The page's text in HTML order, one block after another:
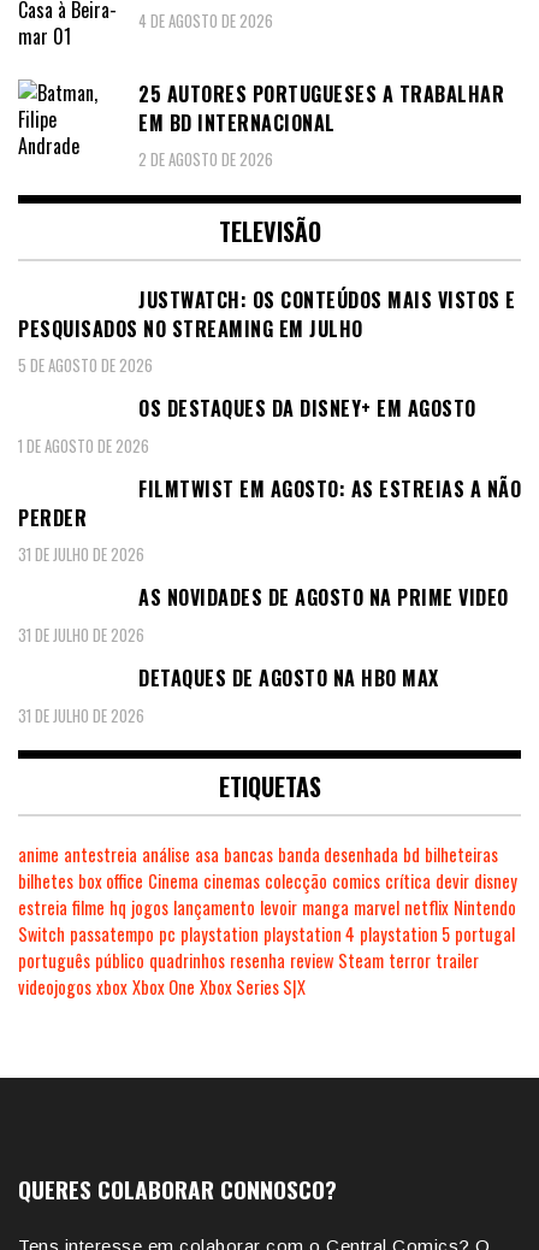
4 DE AGOSTO DE 2026
25 AUTORES PORTUGUESES A TRABALHAR
EM BD INTERNACIONAL
2 DE AGOSTO DE 2026
TELEVISÃO
JUSTWATCH: OS CONTEÚDOS MAIS VISTOS E
PESQUISADOS NO STREAMING EM JULHO
5 DE AGOSTO DE 2026
OS DESTAQUES DA DISNEY+ EM AGOSTO
1 DE AGOSTO DE 2026
FILMTWIST EM AGOSTO: AS ESTREIAS A NÃO
PERDER
31 DE JULHO DE 2026
AS NOVIDADES DE AGOSTO NA PRIME VIDEO
31 DE JULHO DE 2026
DETAQUES DE AGOSTO NA HBO MAX
31 DE JULHO DE 2026
ETIQUETAS
anime antestreia análise asa bancas banda desenhada bd bilheteiras
bilhetes box office Cinema cinemas colecção comics crítica devir disney
estreia filme hq jogos lançamento levoir manga marvel netflix Nintendo
Switch passatempo pc playstation playstation 4 playstation 5 portugal
português público quadrinhos resenha review Steam terror trailer
videojogosxboxXbox One Xbox Series S|X
QUERES COLABORAR CONNOSCO?
Tens interesse em colaborar com o Central Comics? O